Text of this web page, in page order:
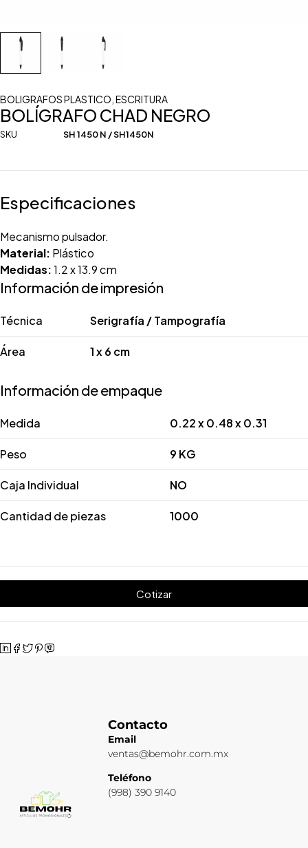
BOLIGRAFOS PLASTICO ESCRITURA
BOLÍGRAFO CHAD NEGRO
SKU SH 1450 N / SH1450N
Especificaciones
Mecanismo pulsador.
Material: Plástico
Medidas:1.2 x 13.9 cm
Información de impresión
Técnica Serigrafía / Tampografía
Área 1 x 6 cm
Información de empaque
Medida 0.22 x 0.48 x 0.31
Peso 9 KG
Caja Individual NO
Cantidad de piezas 1000
Cotizar
Contacto
Email
ventas@bemohr.com.mx
Teléfono
(998) 390 9140